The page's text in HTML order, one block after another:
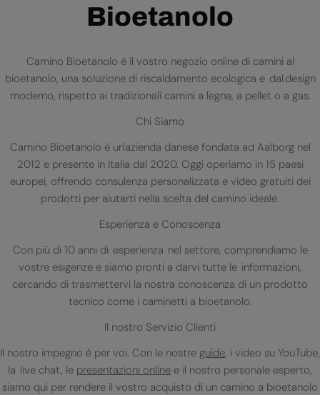
Bioetanolo
Camino Bioetanolo è il vostro negozio online di camini al
bioetanolo, una soluzione di riscaldamento ecologica e dal design
moderno, rispetto ai tradizionali camini a legna, a pellet o a gas.
Chi Siamo
Camino Bioetanolo è un'azienda danese fondata ad Aalborg nel
2012 e presente in Italia dal 2020. Oggi operiamo in 15 paesi
europei, offrendo consulenza personalizzata e video gratuiti dei
prodotti per aiutarti nella scelta del camino ideale.
Esperienza e Conoscenza
Con più di 10 anni di esperienza nel settore, comprendiamo le
vostre esigenze e siamo pronti a darvi tutte le informazioni,
cercando di trasmettervi la nostra conoscenza di un prodotto
tecnico come i caminetti a bioetanolo.
Il nostro Servizio Clienti
Il nostro impegno è per voi. Con le nostre guide, i video su YouTube,
la live chat, le presentazioni online e il nostro personale esperto,
siamo qui per rendere il vostro acquisto di un camino a bioetanolo